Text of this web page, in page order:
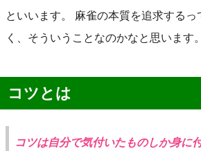
といいます。 麻雀の本質を追求するっ
く、そういうことなのかなと思います。
コツとは
コツは自分で気付いたものしか身に